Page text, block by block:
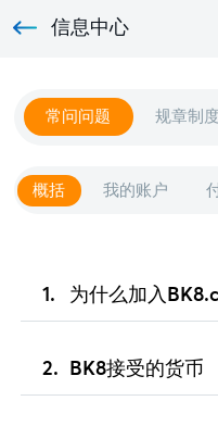
信息中心
常问问题 规章制度
概括 我的账户
为什么加入
BK8接受的货币